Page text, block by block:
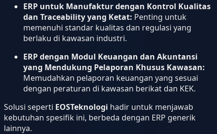
ERP untuk Manufaktur dengan Kontrol Kualitas
dan Traceability yang Ketat: Penting untuk
memenuhi standar kualitas dan regulasi yang
berlaku di kawasan industri.
ERP dengan Modul Keuangan dan Akuntansi
yang Mendukung Pelaporan Khusus Kawasan:
Memudahkan pelaporan keuangan yang sesuai
dengan peraturan di kawasan berikat dan KEK.
Solusi seperti EOSTeknologi hadir untuk menjawab
kebutuhan spesifik ini, berbeda dengan ERP generik
lainnya.